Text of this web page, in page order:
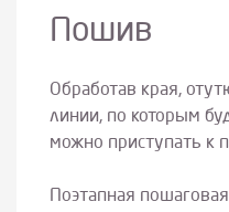
Пошив
Обработав края,
линии, по которым
можно приступать к
Поэтапная